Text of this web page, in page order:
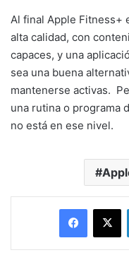
Al final Apple Fitness+
alta calidad, con
capaces, y una
sea una buena
mantenerse activas.
una rutina o programa
no está en ese nivel.